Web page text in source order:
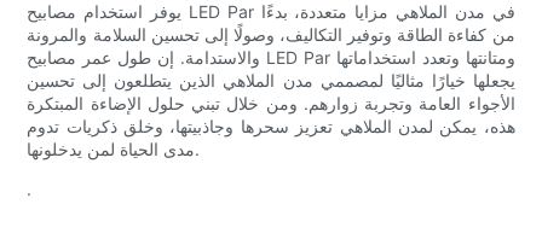
يوفر استخدام مصابيح LED Par في مدن الملاهي مزايا متعددة، بدءًا
من كفاءة الطاقة وتوفير التكاليف، وصولًا إلى تحسين السلامة والمرونة
والاستدامة. إن طول عمر مصابيح LED Par ومتانتها وتعدد استخداماتها
يجعلها خيارًا مثاليًا لمصممي مدن الملاهي الذين يتطلعون إلى تحسين
الأجواء العامة وتجربة زوارهم. ومن خلال تبني حلول الإضاءة المبتكرة
هذه، يمكن لمدن الملاهي تعزيز سحرها وجاذبيتها، وخلق ذكريات تدوم
مدى الحياة لمن يدخلونها.
.